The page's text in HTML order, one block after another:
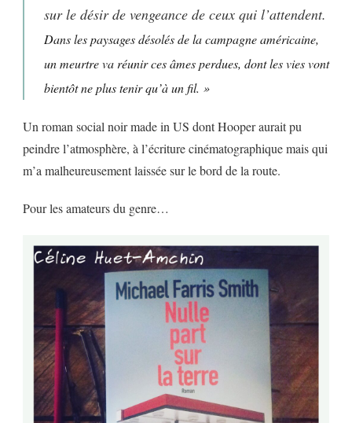
sur le désir de vengeance de ceux qui l’attendent.
Dans les paysages désolés de la campagne américaine,
un meurtre va réunir ces âmes perdues, dont les vies vont
bientôt ne plus tenir qu’à un fil. »
Un roman social noir made in US dont Hooper aurait pu
peindre l’atmosphère, à l’écriture cinématographique mais qui
m’a malheureusement laissée sur le bord de la route.
Pour les amateurs du genre…